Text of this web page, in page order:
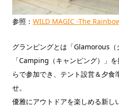
参照： WILD MAGIC -The
グランピングとは「Glamorous（
「Camping（キャンピング）」
らで参加でき、テント設営＆夕
せ。
優雅にアウトドアを楽しめる新し